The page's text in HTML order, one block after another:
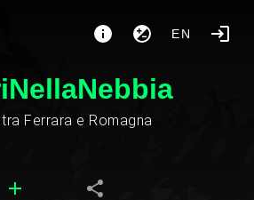
EN
tra Ferrara e Romagna